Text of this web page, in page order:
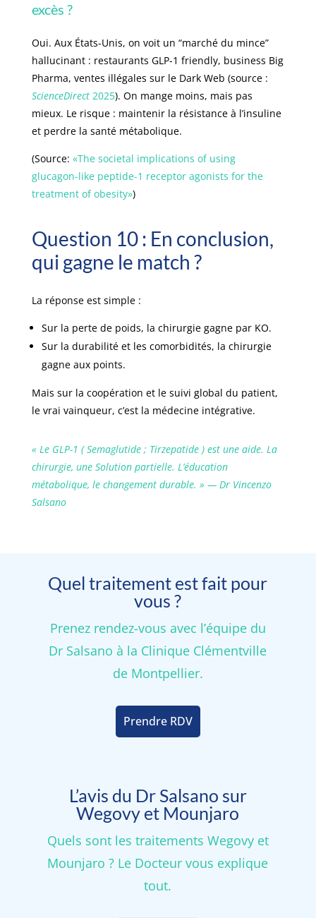
excès ?
Oui. Aux États-Unis, on voit un “marché du mince”
hallucinant : restaurants GLP-1 friendly, business Big
Pharma, ventes illégales sur le Dark Web (source :
ScienceDirect2025). On mange moins, mais pas
mieux. Le risque : maintenir la résistance à l’insuline
et perdre la santé métabolique.
(Source: «The societal implications of using
glucagon-like peptide-1 receptor agonists for the
treatment of obesity»)
Question 10 : En conclusion,
qui gagne le match ?
La réponse est simple :
Sur la perte de poids, la chirurgie gagne par KO.
Sur la durabilité et les comorbidités, la chirurgie
gagne aux points.
Mais sur la coopération et le suivi global du patient,
le vrai vainqueur, c’est la médecine intégrative.
« Le GLP-1 ( Semaglutide ; Tirzepatide ) est une aide. La
chirurgie, une Solution partielle. L’éducation
métabolique, le changement durable. » — Dr Vincenzo
Salsano
Quel traitement est fait pour
vous ?
Prenez rendez-vous avec l’équipe du
Dr Salsano à la Clinique Clémentville
de Montpellier.
Prendre RDV
L’avis du Dr Salsano sur
Wegovy et Mounjaro
Quels sont les traitements Wegovy et
Mounjaro ? Le Docteur vous explique
tout.